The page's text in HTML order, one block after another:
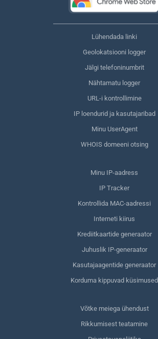
Lühendada linki
Geolokatsiooni logger
Jälgi telefoninumbrit
Nähtamatu logger
URL-i kontrollimine
IP loendurid ja kasutajaribad
Minu UserAgent
WHOIS domeeni otsing
Minu IP-aadress
IP Tracker
Kontrollida MAC-aadressi
Interneti kiirus
Krediitkaartide generaator
Juhuslik IP-generaator
Kasutajaagentide generaator
Korduma kippuvad küsimused
Võtke meiega ühendust
Rikkumisest teatamine